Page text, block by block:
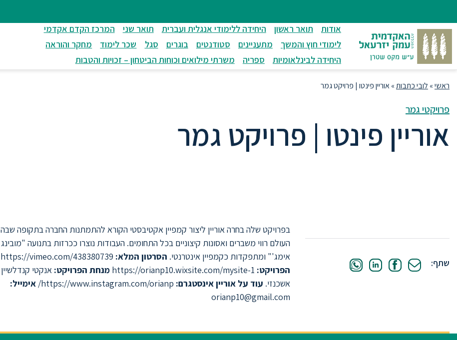
מרכזי
אודות תואר ראשון היחידה ללימודי אנגלית ועברית תואר שני
המרכז הקדם אקדמי
לימודי חוץ והמשך
מתעניינים סטודנטים בוגרים סגל שכר לימוד
מחקר והוראה
היחידה לבינלאומיות
ספריה משרתי מילואים וכוחות הביטחון – זכויות והטבות
ראשי» לובי כתבות»אוריין פינטו | פרויקט גמר
פרויקטי גמר
אוריין פינטו | פרויקט גמר
שתף:
בפרויקט שלה בחרה אוריין ליצור קמפיין אקטיבסטי הקורא להתמתנות החברה בתקופה שבה
העולם רווי משברים ואסונות קיצוניים בכל התחומים. העבודות נוצרו ככרזות בתנועה "מובינג
אימג'" ומתפקדות כקמפיין אינטרנטי. הסרטון המלא:
הפרויקט:
מנחת הפרויקט: אנקטי קנדלשיין
אשכנזי. עוד על אורייןאינסטגרם:
אימייל:
orianp10@gmail.com